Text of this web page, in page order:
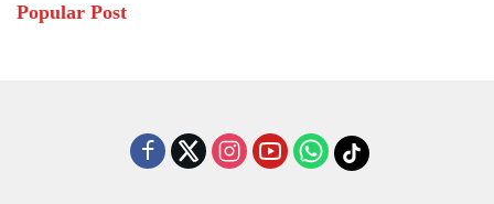
Popular Post